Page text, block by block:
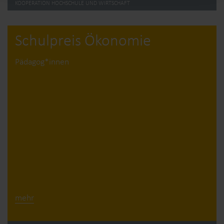
KOOPERATION HOCHSCHULE UND WIRTSCHAFT
Schulpreis Ökonomie
Pädagog*innen
mehr